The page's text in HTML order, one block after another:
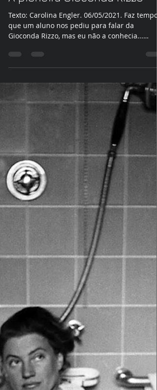
A pioneira Gioconda Rizzo
que um aluno nos pediu para falar da
Gioconda Rizzo, mas eu não a conhecia...